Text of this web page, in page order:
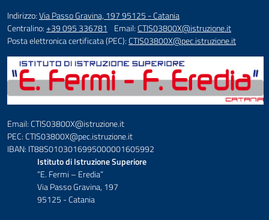
Indirizzo:Via Passo Gravina, 197 95125 - Catania
Centralino:+39 095 336781 Email:CTIS03800X@istruzione.it
Posta elettronica certificata (PEC):CTIS03800X@pec.istruzione.it
Email: CTIS03800X@istruzione.it
PEC: CTIS03800X@pec.istruzione.it
IBAN: IT88S0103016995000001605992
Istituto di Istruzione Superiore
“E. Fermi – Eredia”
Via Passo Gravina, 197
95125 - Catania